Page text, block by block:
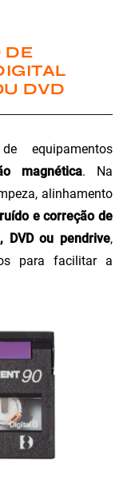
DE
DVD
equipamentos
magnética. Na
alinhamento
e correção de
DVD ou pendrive,
para facilitar a